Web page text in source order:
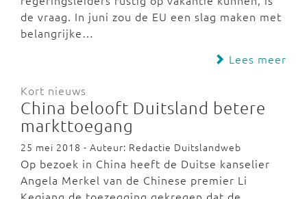
de vraag. In juni zou de EU een slag maken met
belangrijke…
Lees meer
Kort nieuws
China belooft Duitsland betere
markttoegang
25 mei 2018 - Auteur: Redactie Duitslandweb
Op bezoek in China heeft de Duitse kanselier
Angela Merkel van de Chinese premier Li